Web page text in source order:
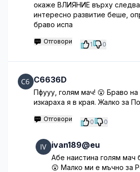
окаже ВЛИЯНИЕ върху
интересно развитие беше,
браво испа
Отговори 1 0
C6636D
Пфууу, голям мач! 😮 Браво на
изкараха я в края. Жалко за
Отговори 0 0
ivan189@eu
Абе наистина голям мач
😲 Малко ми е мъчно за